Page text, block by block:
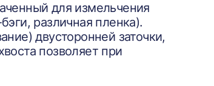
для измельчения
различная пленка).
двусторонней заточки,
позволяет при